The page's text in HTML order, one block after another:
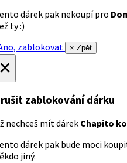
dárek pak nekoupí pro
ty :)
zablokovat
× Zpět
zablokování dárku
nechceš mít dárek Chapito
dárek pak bude moci
jiný.